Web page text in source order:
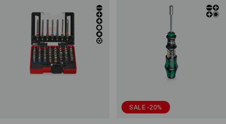
SALE -20%